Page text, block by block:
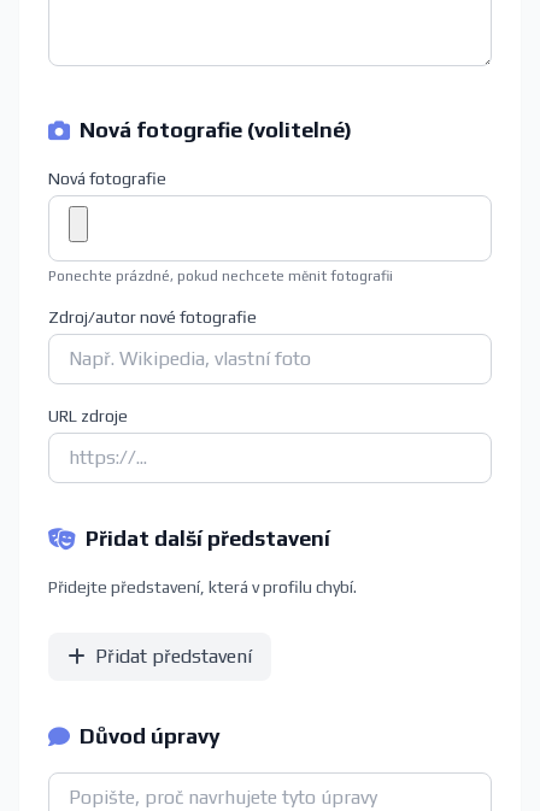
Nová fotografie (volitelné)
Nová fotografie
Ponechte prázdné, pokud nechcete měnit fotografii
Zdroj/autor nové fotografie
URL zdroje
Přidat další představení
Přidejte představení, která v profilu chybí.
Přidat představení
Důvod úpravy